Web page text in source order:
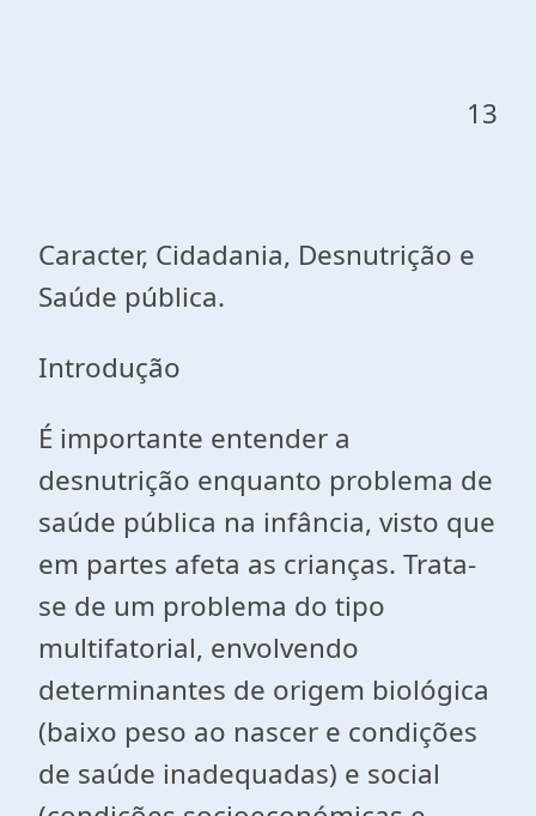
13
Caracter, Cidadania, Desnutrição e
Saúde pública.
Introdução
É importante entender a
desnutrição enquanto problema de
saúde pública na infância, visto que
em partes afeta as crianças. Trata-
se de um problema do tipo
multifatorial, envolvendo
determinantes de origem biológica
(baixo peso ao nascer e condições
de saúde inadequadas) e social